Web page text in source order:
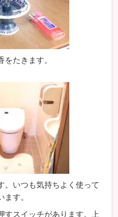
をたきます。
。いつも気持ちよく使って
す。
すスイッチがあります。上